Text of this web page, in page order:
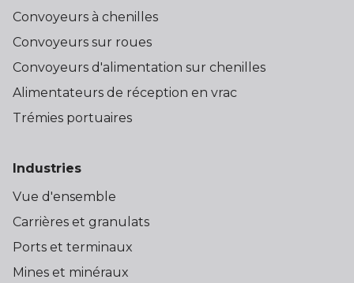
Convoyeurs à chenilles
Convoyeurs sur roues
Convoyeurs d'alimentation sur chenilles
Alimentateurs de réception en vrac
Trémies portuaires
Industries
Vue d'ensemble
Carrières et granulats
Ports et terminaux
Mines et minéraux